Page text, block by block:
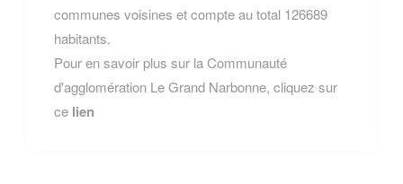
communes voisines et compte au total 126689
habitants.
Pour en savoir plus sur la Communauté
d'agglomération Le Grand Narbonne, cliquez sur
ce lien